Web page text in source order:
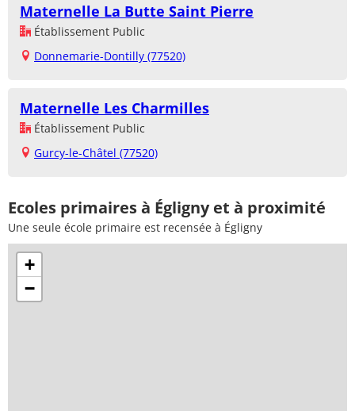
Maternelle La Butte Saint Pierre
Établissement Public
Donnemarie-Dontilly (77520)
Maternelle Les Charmilles
Établissement Public
Gurcy-le-Châtel (77520)
Ecoles primaires à Égligny et à proximité
Une seule école primaire est recensée à Égligny
+
−